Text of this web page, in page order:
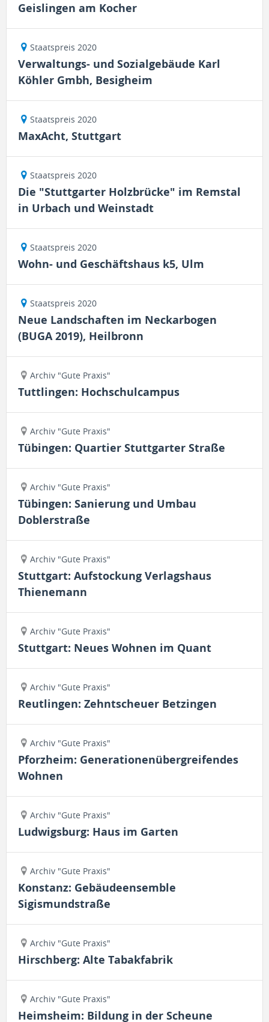
Geislingen am Kocher
Staatspreis 2020
Verwaltungs- und Sozialgebäude Karl
Köhler Gmbh, Besigheim
Staatspreis 2020
MaxAcht, Stuttgart
Staatspreis 2020
Die "Stuttgarter Holzbrücke" im Remstal
in Urbach und Weinstadt
Staatspreis 2020
Wohn- und Geschäftshaus k5, Ulm
Staatspreis 2020
Neue Landschaften im Neckarbogen
(BUGA 2019), Heilbronn
Archiv "Gute Praxis"
Tuttlingen: Hochschulcampus
Archiv "Gute Praxis"
Tübingen: Quartier Stuttgarter Straße
Archiv "Gute Praxis"
Tübingen: Sanierung und Umbau
Doblerstraße
Archiv "Gute Praxis"
Stuttgart: Aufstockung Verlagshaus
Thienemann
Archiv "Gute Praxis"
Stuttgart: Neues Wohnen im Quant
Archiv "Gute Praxis"
Reutlingen: Zehntscheuer Betzingen
Archiv "Gute Praxis"
Pforzheim: Generationenübergreifendes
Wohnen
Archiv "Gute Praxis"
Ludwigsburg: Haus im Garten
Archiv "Gute Praxis"
Konstanz: Gebäudeensemble
Sigismundstraße
Archiv "Gute Praxis"
Hirschberg: Alte Tabakfabrik
Archiv "Gute Praxis"
Heimsheim: Bildung in der Scheune